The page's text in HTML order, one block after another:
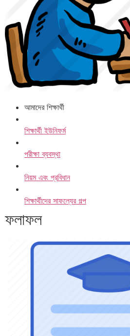
আমাদের শিক্ষার্থী
শিক্ষার্থী ইউনিফর্ম
পরীক্ষা ব্যবস্থা
নিয়ম এবং প্রবিধান
শিক্ষার্থীদের সাফল্যের গল্প
ফলাফল